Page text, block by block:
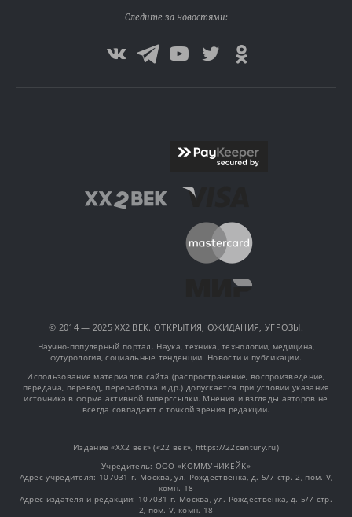
Следите за новостями:
© 2014 — 2025 XX2 ВЕК. ОТКРЫТИЯ, ОЖИДАНИЯ, УГРОЗЫ.
Научно-популярный портал. Наука, техника, технологии, медицина,
футурология, социальные тенденции. Новости и публикации.
Использование материалов сайта (распространение, воспроизведение,
передача, перевод, переработка и др.) допускается при условии указания
источника в форме активной гиперссылки. Мнения и взгляды авторов не
всегда совпадают с точкой зрения редакции.
Издание «XX2 век» («22 век», https://22century.ru)
Учредитель: OOO «КОММУНИКЕЙК»
Адрес учредителя: 107031 г. Москва, ул. Рождественка, д. 5/7 стр. 2, пом. V,
комн. 18
Адрес издателя и редакции: 107031 г. Москва, ул. Рождественка, д. 5/7 стр.
2, пом. V, комн. 18